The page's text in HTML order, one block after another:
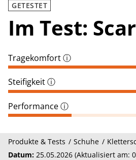
GETESTET
Im Test:
Tragekomfortⓘ
Steifigkeitⓘ
Performanceⓘ
Produkte & Tests Schuhe
Datum: 25.05.2026 (Aktualisiert am: